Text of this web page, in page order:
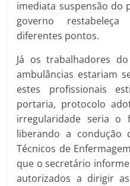
imediata suspensão do
governo
diferentes pontos.
Já os trabalhadores
ambulâncias estariam
estes profissionais
portaria, protocolo
irregularidade seria o
liberando a condução
Técnicos de
que o secretário
autorizados a dirigir